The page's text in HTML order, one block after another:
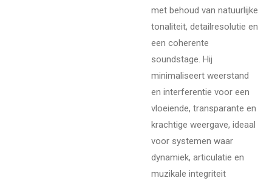
met behoud van natuurlijke
tonaliteit, detailresolutie en
een coherente
soundstage. Hij
minimaliseert weerstand
en interferentie voor een
vloeiende, transparante en
krachtige weergave, ideaal
voor systemen waar
dynamiek, articulatie en
muzikale integriteit